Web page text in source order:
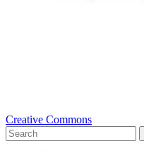
Creative Commons